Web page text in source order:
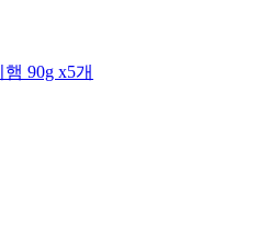
90g x5개